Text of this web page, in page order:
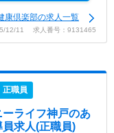
康倶楽部の求人一覧
12/11 求人番号：9131465
正職員
ライフ神戸のあ
求人(正職員)